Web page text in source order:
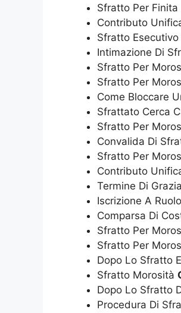
Sfratto Per Finita
Contributo
Sfratto Esecutivo
Intimazione Di
Sfratto Per
Sfratto Per
Come Bloccare
Sfrattato Cerca
Sfratto Per
Convalida Di
Sfratto Per
Contributo
Termine Di
Iscrizione A
Comparsa Di
Sfratto Per
Sfratto Per
Dopo Lo Sfratto
Sfratto Morosità
Dopo Lo Sfratto
Procedura Di